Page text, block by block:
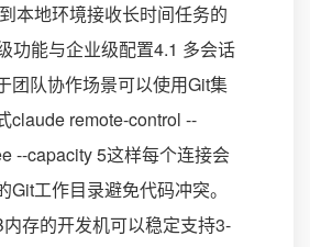
本地环境接收长时间任务的
功能与企业级配置4.1 多会话
团队协作场景可以使用Git集
claude remote-control --
--capacity 5这样每个连接会
Git工作目录避免代码冲突。
存的开发机可以稳定支持3-